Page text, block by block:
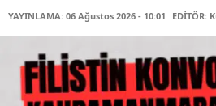
YAYINLAMA: 06 Ağustos 2026 - 10:01 EDİTÖR: